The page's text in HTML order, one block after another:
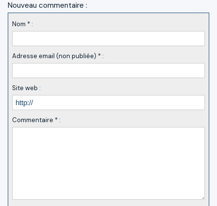
Nouveau commentaire :
Nom * :
Adresse email (non publiée) * :
Site web :
Commentaire * :